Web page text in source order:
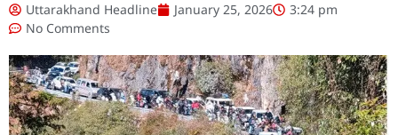
Uttarakhand Headline January 25, 2026
3:24 pm
No Comments